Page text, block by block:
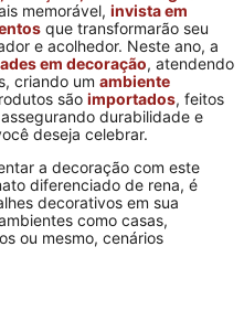
memorável, invista em
que transformarão seu
e acolhedor. Neste ano, a
em decoração, atendendo
criando um ambiente
são importados, feitos
durabilidade e
deseja celebrar.
a decoração com este
diferenciado de rena, é
decorativos em sua
como casas,
ou mesmo, cenários